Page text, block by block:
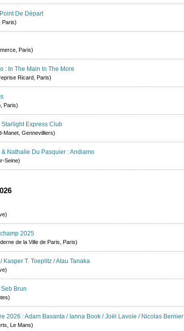
De Départ
Paris)
Paris)
: In The Main In The More
Ricard, Paris)
Paris)
Starlight Express Club
Manet, Gennevilliers)
Nathalie Du Pasquier : Andiamo
Seine)
2025
de la Ville de Paris, Paris)
Kasper T. Toeplitz / Atau Tanaka
Brun
2026 : Adam Basanta / Ianna Book / Joël Lavoie / Nicolas Bernier
Le Mans)